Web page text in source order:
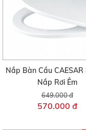
Nắp Bàn Cầu CAESAR
Nắp Rơi Êm
649.000 đ
570.000 đ